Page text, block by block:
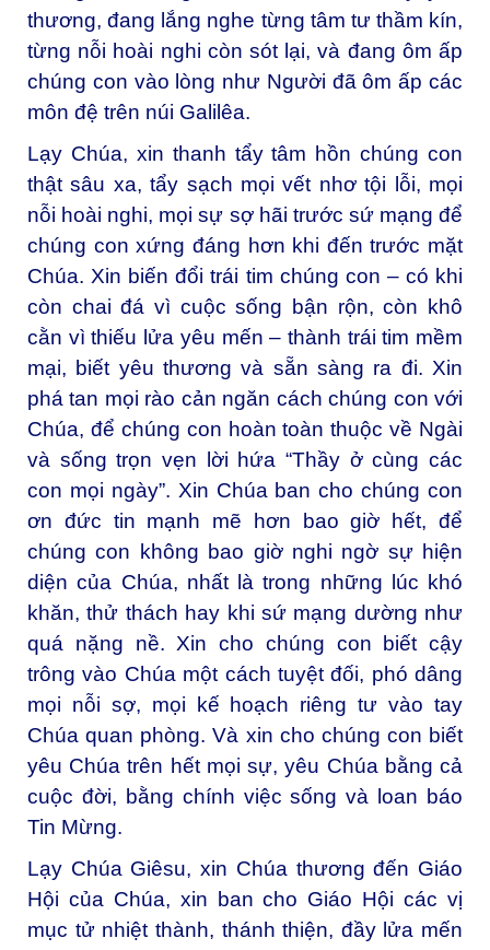
thương, đang lắng nghe từng tâm tư thầm kín,
từng nỗi hoài nghi còn sót lại, và đang ôm ấp
chúng con vào lòng như Người đã ôm ấp các
môn đệ trên núi Galilêa.
Lạy Chúa, xin thanh tẩy tâm hồn chúng con
thật sâu xa, tẩy sạch mọi vết nhơ tội lỗi, mọi
nỗi hoài nghi, mọi sự sợ hãi trước sứ mạng để
chúng con xứng đáng hơn khi đến trước mặt
Chúa. Xin biến đổi trái tim chúng con – có khi
còn chai đá vì cuộc sống bận rộn, còn khô
cằn vì thiếu lửa yêu mến – thành trái tim mềm
mại, biết yêu thương và sẵn sàng ra đi. Xin
phá tan mọi rào cản ngăn cách chúng con với
Chúa, để chúng con hoàn toàn thuộc về Ngài
và sống trọn vẹn lời hứa “Thầy ở cùng các
con mọi ngày”. Xin Chúa ban cho chúng con
ơn đức tin mạnh mẽ hơn bao giờ hết, để
chúng con không bao giờ nghi ngờ sự hiện
diện của Chúa, nhất là trong những lúc khó
khăn, thử thách hay khi sứ mạng dường như
quá nặng nề. Xin cho chúng con biết cậy
trông vào Chúa một cách tuyệt đối, phó dâng
mọi nỗi sợ, mọi kế hoạch riêng tư vào tay
Chúa quan phòng. Và xin cho chúng con biết
yêu Chúa trên hết mọi sự, yêu Chúa bằng cả
cuộc đời, bằng chính việc sống và loan báo
Tin Mừng.
Lạy Chúa Giêsu, xin Chúa thương đến Giáo
Hội của Chúa, xin ban cho Giáo Hội các vị
mục tử nhiệt thành, thánh thiện, đầy lửa mến